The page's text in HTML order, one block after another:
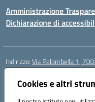
Cookies e altri
Amministrazione
Dichiarazione di
Indirizzo:Via Palombella 1,
Centralino:
Posta elettronica certificata